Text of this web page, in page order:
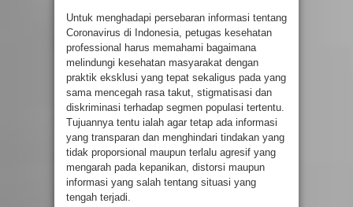
Untuk menghadapi persebaran informasi tentang
Coronavirus di Indonesia, petugas kesehatan
professional harus memahami bagaimana
melindungi kesehatan masyarakat dengan
praktik eksklusi yang tepat sekaligus pada yang
sama mencegah rasa takut, stigmatisasi dan
diskriminasi terhadap segmen populasi tertentu.
Tujuannya tentu ialah agar tetap ada informasi
yang transparan dan menghindari tindakan yang
tidak proporsional maupun terlalu agresif yang
mengarah pada kepanikan, distorsi maupun
informasi yang salah tentang situasi yang
tengah terjadi.